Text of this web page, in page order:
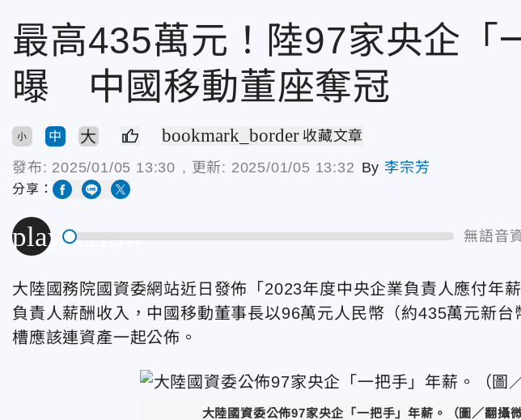
最高435萬元！陸97家央企「
曝 中國移動董座奪冠
小 中 大 bookmark_border 收藏文章
發布: 2025/01/05 13:30 , 更新: 2025/01/05 13:32 By 李宗芳
分享：
play_arrow 無語音
大陸國務院國資委網站近日發佈「2023年度中央企業負責人應付年
負責人薪酬收入，中國移動董事長以96萬元人民幣（約435萬元新
槽應該連資產一起公佈。
大陸國資委公佈97家央企「一把手」年薪。（圖／翻攝微